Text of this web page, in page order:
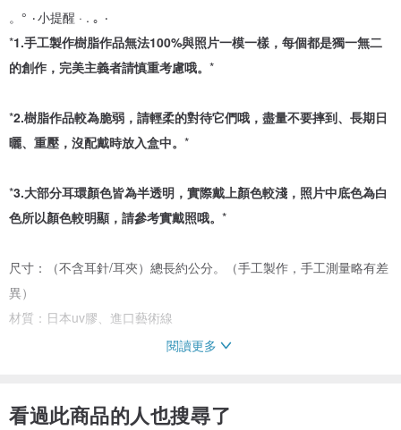
。° ۰小提醒 · . ｡ ۰
*1.手工製作樹脂作品無法100%與照片一模一樣，每個都是獨一無二
的創作，完美主義者請慎重考慮哦。 *
*2.樹脂作品較為脆弱，請輕柔的對待它們哦，盡量不要摔到、長期日
曬、重壓，沒配戴時放入盒中。 *
*3.大部分耳環顏色皆為半透明，實際戴上顏色較淺，照片中底色為白
色所以顏色較明顯，請參考實戴照哦。 *
尺寸：（不含耳針/耳夾）總長約公分。（手工製作，手工測量略有差
異）
材質：日本uv膠、進口藝術線
包裝：透明盒+硬紙盒。
閱讀更多
看過此商品的人也搜尋了